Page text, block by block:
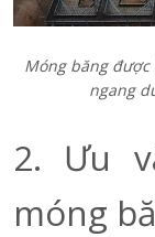
Móng băng
ngang
2. Ưu
móng